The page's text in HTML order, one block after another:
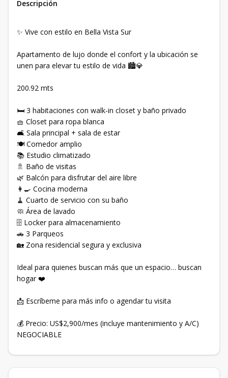
Descripción
✨ Vive con estilo en Bella Vista Sur
Apartamento de lujo donde el confort y la ubicación se
unen para elevar tu estilo de vida 🏙️💎
200.92 mts
🛏️ 3 habitaciones con walk-in closet y baño privado
🧺 Closet para ropa blanca
🛋️ Sala principal + sala de estar
🍽️ Comedor amplio
📚 Estudio climatizado
🚿 Baño de visitas
🌿 Balcón para disfrutar del aire libre
👩‍🍳 Cocina moderna
🧹 Cuarto de servicio con su baño
🧼 Área de lavado
🗄️ Locker para almacenamiento
🚗 3 Parqueos
🏡 Zona residencial segura y exclusiva
Ideal para quienes buscan más que un espacio… buscan
hogar ❤️
📩 Escríbeme para más info o agendar tu visita
💰 Precio: US$2,900/mes (incluye mantenimiento y A/C)
NEGOCIABLE